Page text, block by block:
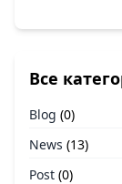
Все
Blog (0)
News (13)
Post (0)